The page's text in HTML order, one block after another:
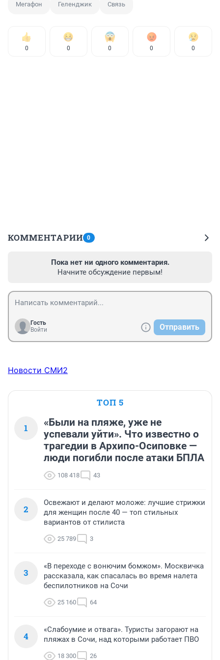
Мегафон Геленджик Связь
0 0 0 0 0
КОММЕНТАРИИ 0
Пока нет ни одного комментария.
Начните обсуждение первым!
Гость
Войти
Отправить
Новости СМИ2
ТОП 5
1
«Были на пляже, уже не
успевали уйти». Что известно о
трагедии в Архипо-Осиповке —
люди погибли после атаки БПЛА
108 418 43
2
Освежают и делают моложе: лучшие стрижки
для женщин после 40 — топ стильных
вариантов от стилиста
25 789 3
3
«В переходе с вонючим бомжом». Москвичка
рассказала, как спасалась во время налета
беспилотников на Сочи
25 160 64
4
«Слабоумие и отвага». Туристы загорают на
пляжах в Сочи, над которыми работает ПВО
18 300 26